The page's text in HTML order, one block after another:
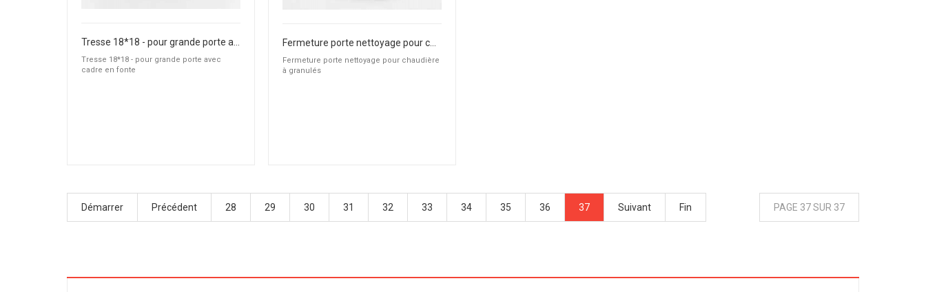
Tresse 18*18 - pour grande porte avec
cadre en fonte
Fermeture porte nettoyage pour chaudière
à granulés
Démarrer Précédent 28 29 30 31 32 33 34 35 36 37 Suivant Fin PAGE 37 SUR 37